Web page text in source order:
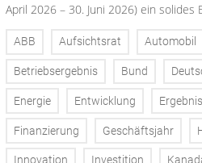
April 2026 – 30. Juni 2026) ein solides
ABB Aufsichtsrat Automobil
Betriebsergebnis Bund
Energie Entwicklung Ergebnis
Finanzierung Geschäftsjahr